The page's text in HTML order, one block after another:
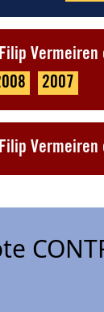
Vermeiren
2007
Vermeiren